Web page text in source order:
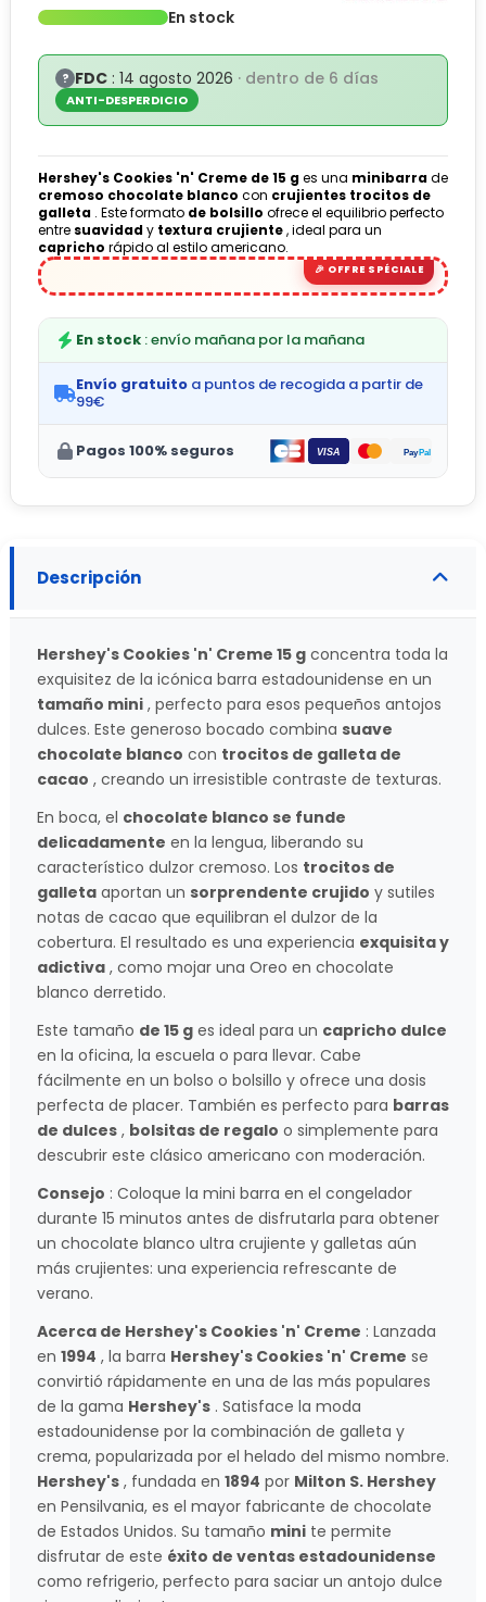
En stock
? FDC : 14 agosto 2026 · dentro de 6 días
ANTI-DESPERDICIO
Hershey's Cookies 'n' Creme de 15 ges una minibarrade
cremoso chocolate blanco con crujientes trocitos de
galleta . Este formato de bolsillo ofrece el equilibrio perfecto
entre suavidady textura crujiente, ideal para un
capricho rápido al estilo americano.
En stock : envío mañana por la mañana
Envío gratuito a puntos de recogida a partir de
99€
Pagos 100% seguros
Descripción
Hershey's Cookies 'n' Creme 15 g concentra toda la
exquisitez de la icónica barra estadounidense en un
tamaño mini , perfecto para esos pequeños antojos
dulces. Este generoso bocado combina suave
chocolate blanco con trocitos de galleta de
cacao , creando un irresistible contraste de texturas.
En boca, el chocolate blanco se funde
delicadamente en la lengua, liberando su
característico dulzor cremoso. Los trocitos de
galleta aportan un sorprendente crujido y sutiles
notas de cacao que equilibran el dulzor de la
cobertura. El resultado es una experiencia exquisita y
adictiva , como mojar una Oreo en chocolate
blanco derretido.
Este tamaño de 15 g es ideal para un capricho dulce
en la oficina, la escuela o para llevar. Cabe
fácilmente en un bolso o bolsillo y ofrece una dosis
perfecta de placer. También es perfecto para barras
de dulces , bolsitas de regalo o simplemente para
descubrir este clásico americano con moderación.
Consejo : Coloque la mini barra en el congelador
durante 15 minutos antes de disfrutarla para obtener
un chocolate blanco ultra crujiente y galletas aún
más crujientes: una experiencia refrescante de
verano.
Acerca de Hershey's Cookies 'n' Creme : Lanzada
en 1994 , la barra Hershey's Cookies 'n' Creme se
convirtió rápidamente en una de las más populares
de la gama Hershey's . Satisface la moda
estadounidense por la combinación de galleta y
crema, popularizada por el helado del mismo nombre.
Hershey's , fundada en 1894 por Milton S. Hershey
en Pensilvania, es el mayor fabricante de chocolate
de Estados Unidos. Su tamaño mini te permite
disfrutar de este éxito de ventas estadounidense
como refrigerio, perfecto para saciar un antojo dulce